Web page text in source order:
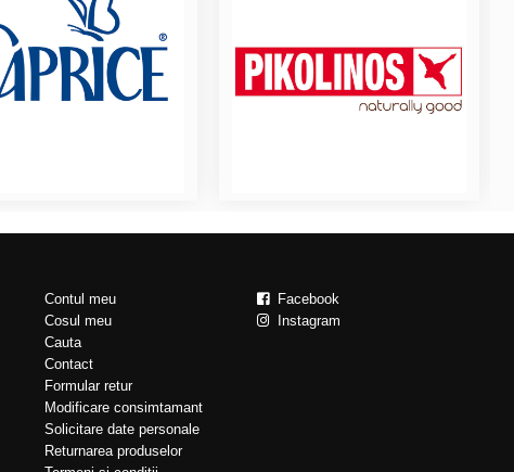
Contul meu
Cosul meu
Cauta
Contact
Formular retur
Modificare consimtamant
Solicitare date personale
Returnarea produselor
Facebook
Instagram